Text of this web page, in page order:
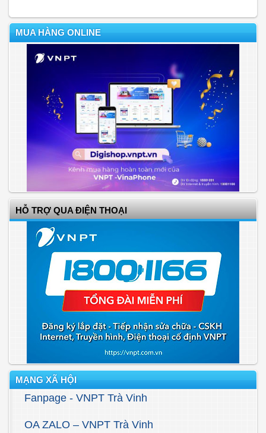
MUA HÀNG ONLINE
HỖ TRỢ QUA ĐIỆN THOẠI
MẠNG XÃ HỘI
Fanpage - VNPT Trà Vinh
OA ZALO – VNPT Trà Vinh